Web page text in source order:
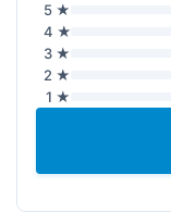
5 ★
4 ★
3 ★
2 ★
1 ★